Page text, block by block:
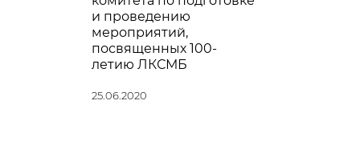
и проведению
мероприятий,
посвященных 100-
летию ЛКСМБ
25.06.2020